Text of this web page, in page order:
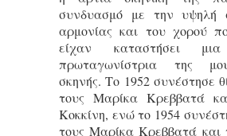
συνδυασμό με την υψηλή
αρμονίας και του χορού
είχαν καταστήσει
πρωταγωνίστρια της
σκηνής. Το 1952 συνέστησε
τους Μαρίκα Κρεββατά
Κοκκίνη, ενώ το 1954
τους Μαρίκα Κρεββατά και